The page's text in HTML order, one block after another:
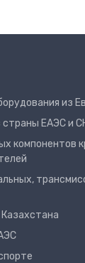
из
страны ЕАЭС и
компонентов